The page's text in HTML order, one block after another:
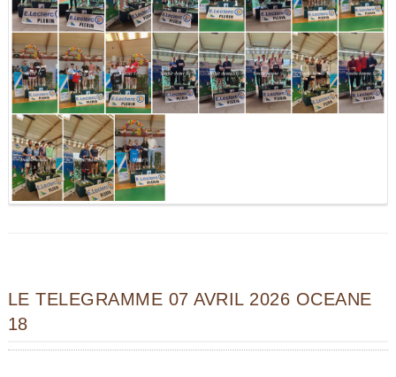
LE TELEGRAMME 07 AVRIL 2026 OCEANE
18